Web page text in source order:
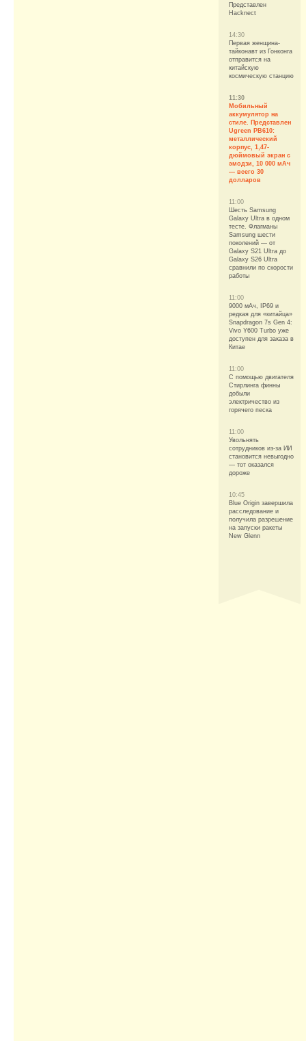
Представлен
Hacknect
14:30
Первая женщина-
тайконавт из Гонконга
отправится на
китайскую
космическую станцию
11:30
Мобильный
аккумулятор на
стиле. Представлен
Ugreen PB610:
металлический
корпус, 1,47-
дюймовый экран с
эмодзи, 10 000 мАч
— всего 30
долларов
11:00
Шесть Samsung
Galaxy Ultra в одном
тесте. Флагманы
Samsung шести
поколений — от
Galaxy S21 Ultra до
Galaxy S26 Ultra
сравнили по скорости
работы
11:00
9000 мАч, IP69 и
редкая для «китайца»
Snapdragon 7s Gen 4:
Vivo Y600 Turbo уже
доступен для заказа в
Китае
11:00
С помощью двигателя
Стирлинга финны
добыли
электричество из
горячего песка
11:00
Увольнять
сотрудников из-за ИИ
становится невыгодно
— тот оказался
дороже
10:45
Blue Origin завершила
расследование и
получила разрешение
на запуски ракеты
New Glenn